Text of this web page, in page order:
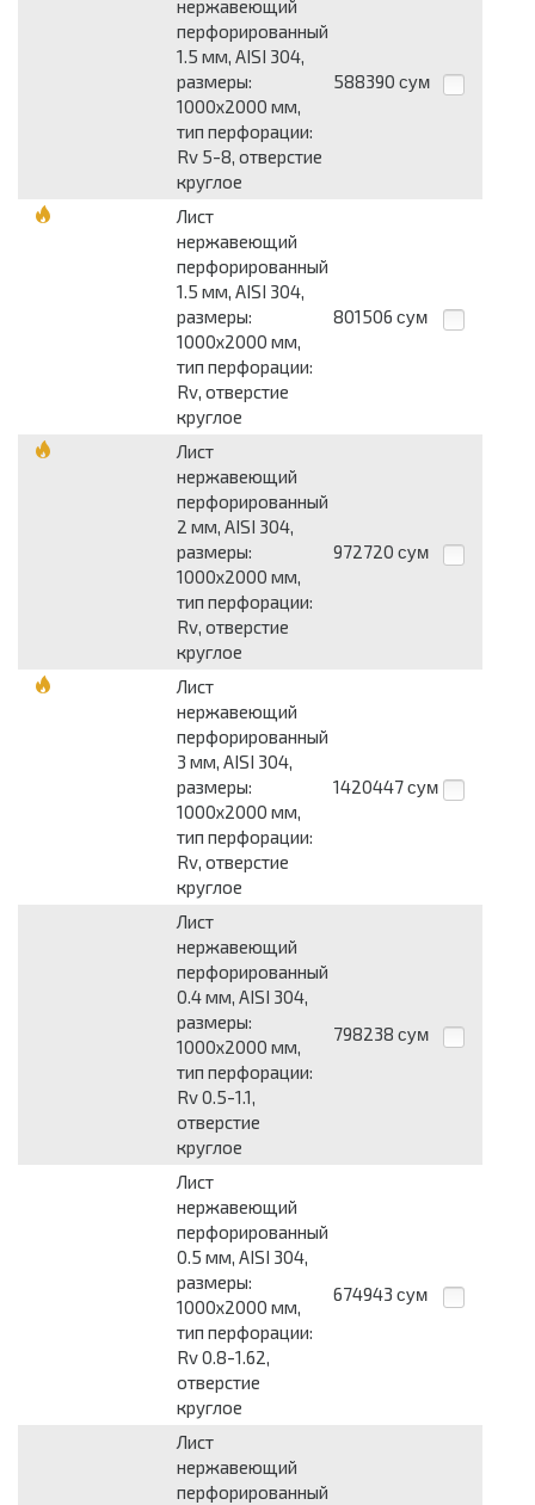
нержавеющий
перфорированный
1.5 мм, AISI 304,
размеры:
1000x2000 мм,
тип перфорации:
Rv 5-8, отверстие
круглое
588390 сум
Лист
нержавеющий
перфорированный
1.5 мм, AISI 304,
размеры:
1000x2000 мм,
тип перфорации:
Rv, отверстие
круглое
801506 сум
Лист
нержавеющий
перфорированный
2 мм, AISI 304,
размеры:
1000x2000 мм,
тип перфорации:
Rv, отверстие
круглое
972720 сум
Лист
нержавеющий
перфорированный
3 мм, AISI 304,
размеры:
1000x2000 мм,
тип перфорации:
Rv, отверстие
круглое
1420447 сум
Лист
нержавеющий
перфорированный
0.4 мм, AISI 304,
размеры:
1000x2000 мм,
тип перфорации:
Rv 0.5-1.1,
отверстие
круглое
798238 сум
Лист
нержавеющий
перфорированный
0.5 мм, AISI 304,
размеры:
1000x2000 мм,
тип перфорации:
Rv 0.8-1.62,
отверстие
круглое
674943 сум
Лист
нержавеющий
перфорированный